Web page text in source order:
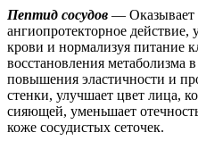
Пептид сосудов — Оказывает
ангиопротекторное
крови и нормализуя питание
восстановления метаболизма
повышения эластичности и
стенки, улучшает цвет лица,
сияющей, уменьшает
коже сосудистых сеточек.